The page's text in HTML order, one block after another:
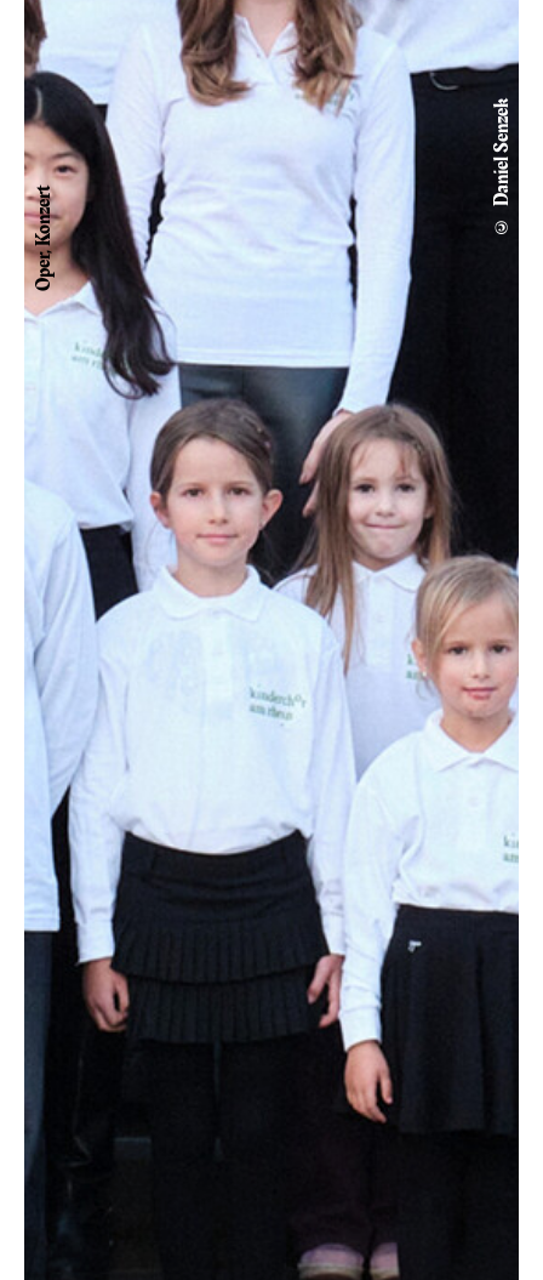
Oper, Konzert © Daniel Senzek